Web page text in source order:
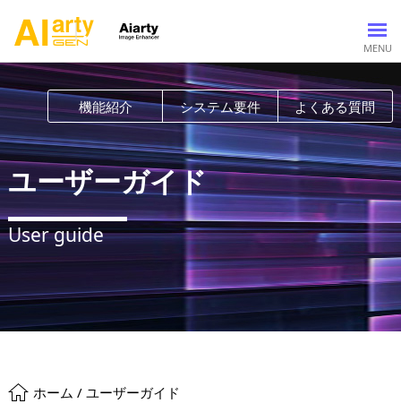
動画加工
AI動画補正
写真加工
AI画像補正
AI画像編集
活用例
画像高画質化
サポート
製品別のヘルプ
会社情報
ユーザーガイド
User guide
機能紹介 システム要件 よくある質問
ホーム / ユーザーガイド